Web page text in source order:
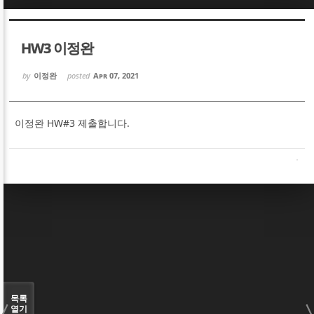
HW3 이정완
by 이정완 posted Apr 07, 2021
이정완 HW#3 제출합니다.
목록
열기
Sketchbook5, 스케치북5
Sketchbook5, 스케치북5
Sketchbook5, 스케치북5
Sketchbook5, 스케치북5